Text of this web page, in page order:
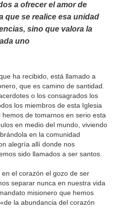
a ofrecer el amor de
que se realice esa unidad
sino que valora la
uno
ha recibido, está llamado a
que es camino de santidad.
o los consagrados los
los miembros de esta Iglesia
de tomarnos en serio esta
en medio del mundo, viviendo
en la comunidad
alegría allí donde nos
sido llamados a ser santos.
el corazón el gozo de ser
separar nunca en nuestra vida
misionero que hemos
la abundancia del corazón